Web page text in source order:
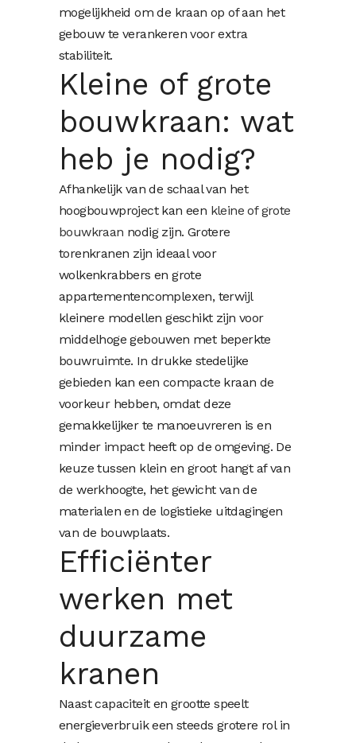
mogelijkheid om de kraan op of aan het
gebouw te verankeren voor extra
stabiliteit.
Kleine of grote
bouwkraan: wat
heb je nodig?
Afhankelijk van de schaal van het
hoogbouwproject kan een kleine of grote
bouwkraan nodig zijn. Grotere
torenkranen zijn ideaal voor
wolkenkrabbers en grote
appartementencomplexen, terwijl
kleinere modellen geschikt zijn voor
middelhoge gebouwen met beperkte
bouwruimte. In drukke stedelijke
gebieden kan een compacte kraan de
voorkeur hebben, omdat deze
gemakkelijker te manoeuvreren is en
minder impact heeft op de omgeving. De
keuze tussen klein en groot hangt af van
de werkhoogte, het gewicht van de
materialen en de logistieke uitdagingen
van de bouwplaats.
Efficiënter
werken met
duurzame
kranen
Naast capaciteit en grootte speelt
energieverbruik een steeds grotere rol in